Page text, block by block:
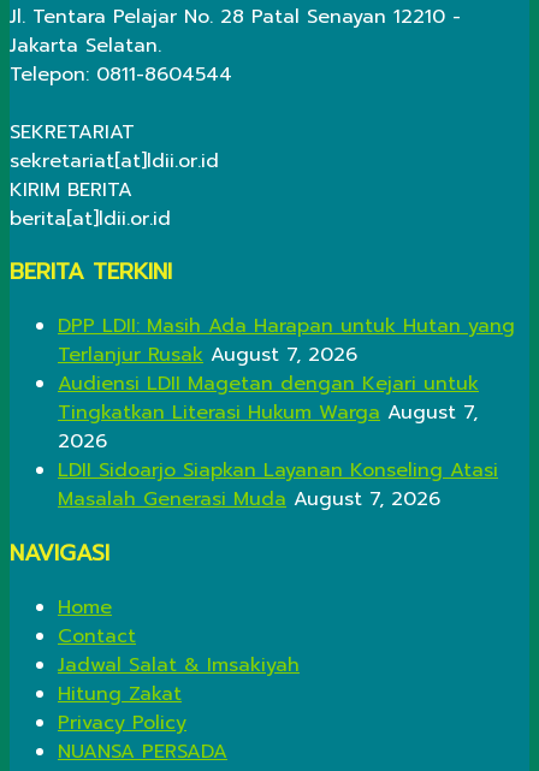
Jl. Tentara Pelajar No. 28 Patal Senayan 12210 -
Jakarta Selatan.
Telepon: 0811-8604544
SEKRETARIAT
sekretariat[at]ldii.or.id
KIRIM BERITA
berita[at]ldii.or.id
BERITA TERKINI
DPP LDII: Masih Ada Harapan untuk Hutan yang
Terlanjur Rusak August 7, 2026
Audiensi LDII Magetan dengan Kejari untuk
Tingkatkan Literasi Hukum Warga August 7,
2026
LDII Sidoarjo Siapkan Layanan Konseling Atasi
Masalah Generasi Muda August 7, 2026
NAVIGASI
Home
Contact
Jadwal Salat & Imsakiyah
Hitung Zakat
Privacy Policy
NUANSA PERSADA